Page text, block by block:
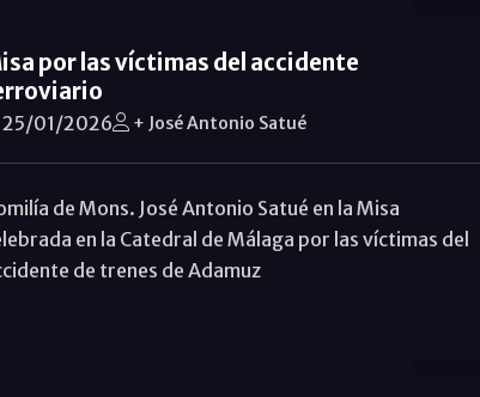
por las víctimas del accidente
01/2026 + José Antonio Satué
de Mons. José Antonio Satué en la Misa
en la Catedral de Málaga por las víctimas del
de trenes de Adamuz